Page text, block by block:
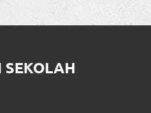
SEKOLAH